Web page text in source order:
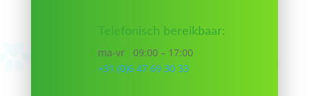
Telefonisch bereikbaar:
ma-vr 09:00 – 17:00
+31 (0)6 47 69 30 33